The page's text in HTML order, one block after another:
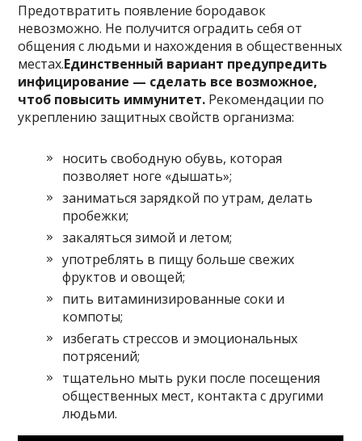
Предотвратить появление бородавок
невозможно. Не получится оградить себя от
общения с людьми и нахождения в общественных
местах.Единственный вариант предупредить
инфицирование — сделать все возможное,
чтоб повысить иммунитет. Рекомендации по
укреплению защитных свойств организма:
носить свободную обувь, которая
позволяет ноге «дышать»;
заниматься зарядкой по утрам, делать
пробежки;
закаляться зимой и летом;
употреблять в пищу больше свежих
фруктов и овощей;
пить витаминизированные соки и
компоты;
избегать стрессов и эмоциональных
потрясений;
тщательно мыть руки после посещения
общественных мест, контакта с другими
людьми.